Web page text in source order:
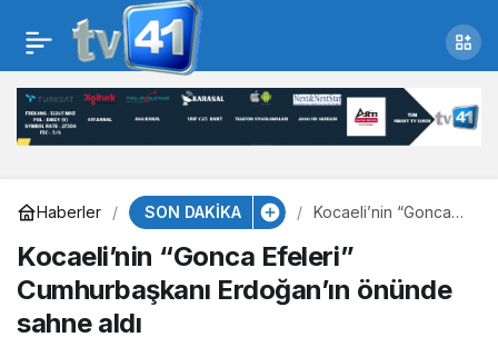
Haberler SON DAKİKA
Kocaeli’nin “Gonca
Cumhurbaşkanı
Erdoğan’ın önünde
sahne aldı
Kocaeli’nin “Gonca Efeleri”
Cumhurbaşkanı Erdoğan’ın önünde
sahne aldı
Kocaeli’nin “Gonca
Efeleri”
Cumhurbaşkanı
Erdoğan’ın önünde
sahne aldı